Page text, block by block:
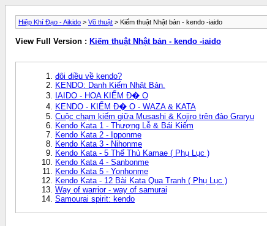
Hiệp Khí Đạo - Aikido > Võ thuật > Kiếm thuật Nhật bản - kendo -iaido
View Full Version : Kiếm thuật Nhật bản - kendo -iaido
đôi điều về kendo?
KENDO: Danh Kiếm Nhật Bản.
IAIDO - HỌA KIẾM Đ� O
KENDO - KIẾM Đ� O - WAZA & KATA
Cuộc chạm kiếm giữa Musashi & Kojiro trên đảo Graryu
Kendo Kata 1 - Thượng Lễ & Bái Kiếm
Kendo Kata 2 - Ipponme
Kendo Kata 3 - Nihonme
Kendo Kata - 5 Thế Thủ Kamae ( Phụ Lục )
Kendo Kata 4 - Sanbonme
Kendo Kata 5 - Yonhonme
Kendo Kata - 12 Bài Kata Qua Tranh ( Phụ Lục )
Way of warrior - way of samurai
Samourai spirit: kendo